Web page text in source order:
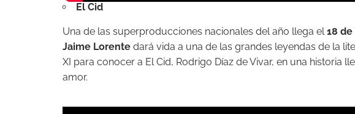
El Cid
Una de las superproducciones nacionales del año llega el 18
Jaime Lorente dará vida a una de las grandes leyendas de la
XI para conocer a El Cid, Rodrigo Díaz de Vivar, en una historia
amor.